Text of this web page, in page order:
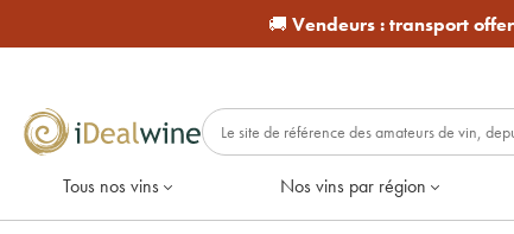
🚚 Vendeurs :transport
Tous nos vins Nos vins par région